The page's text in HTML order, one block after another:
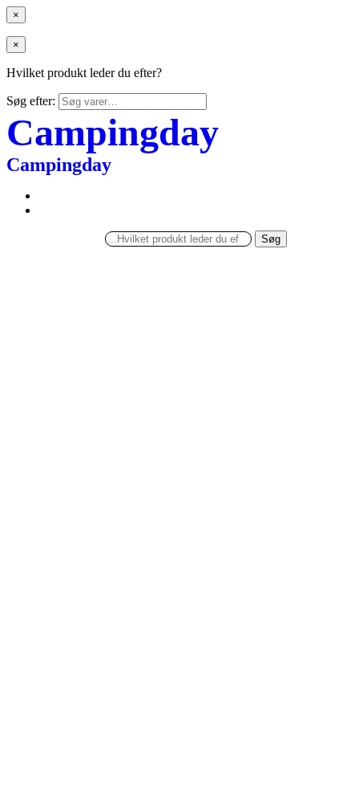
×
×
Hvilket produkt leder du efter?
Søg efter:
Campingday
Campingday
Søg